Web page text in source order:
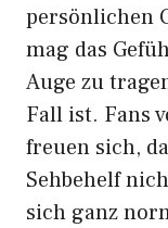
persönlichen
mag das
Auge zu
Fall ist. Fans
freuen sich,
Sehbehelf
sich ganz